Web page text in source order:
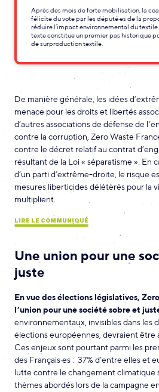
Après des mois de forte mobilisation, la
félicite du vote par les député·es de la
réduire l’impact environnemental du
texte constitue un premier pas historique
de surproduction textile.
De manière générale, les idées
menace pour les droits et libertés
d’autres associations de défense de
contre la corruption, Zero Waste
contre le décret relatif au contrat
résultant de la Loi « séparatisme ». En
d’un parti d’extrême-droite, le risque
mesures liberticides délétères pour la
multiplient.
LIRE LE COMMUNIQUÉ
Une union pour une
juste
En vue des élections législatives,
l’union pour une société sobre et
environnementaux, invisibles dans les
élections européennes, devraient être
Ces enjeux sont pourtant parmi les
des Français·es : 37% d’entre elles et
lutte contre le changement climatique
thèmes abordés lors de la campagne